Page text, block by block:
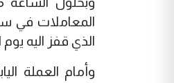
الذي قفز اليه يوم